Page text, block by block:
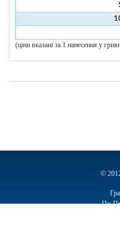
(ціни вказані за 1 нанесення у
©
Пн-